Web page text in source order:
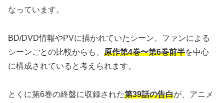
なっています。
BD/DVD情報やPVに描かれていたシーン、ファンによる
シーンごとの比較からも、 原作第4巻〜第6巻前半を中心
に構成されていると考えられます。
とくに第6巻の終盤に収録された第39話の告白が、アニメ